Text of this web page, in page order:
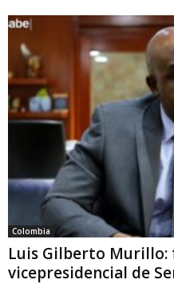
Colombia
Luis Gilberto Murillo:
vicepresidencial de